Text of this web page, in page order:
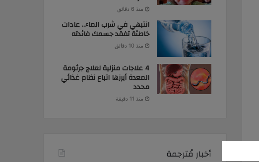
منذ 6 دقائق
انتبهي في شرب الماء.. عادات
خاطئة تفقد جسمك فائدته
منذ 10 دقائق
4 علاجات منزلية لعلاج جرثومة
المعدة أبرزها اتباع نظام غذائي
محدد
منذ 11 دقيقة
أخبار مُترجمة